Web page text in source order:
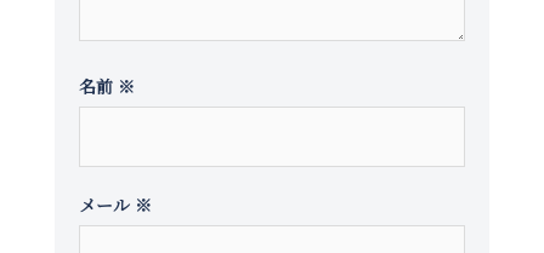
名前 ※
メール ※